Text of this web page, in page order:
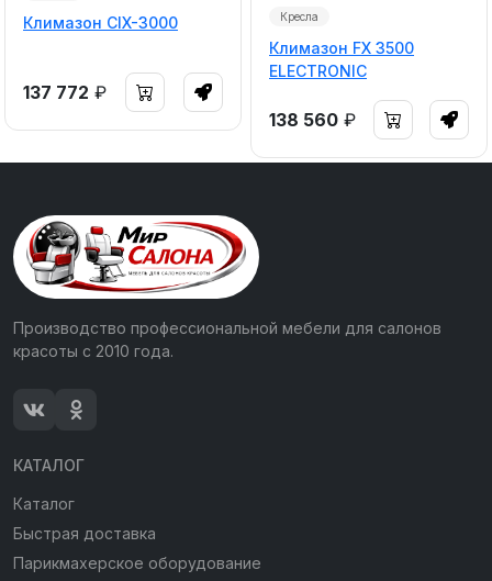
Климазон CIX-3000
137 772 ₽
Кресла
Климазон FX 3500
ELECTRONIC
138 560 ₽
Производство профессиональной мебели для салонов
красоты с 2010 года.
КАТАЛОГ
Каталог
Быстрая доставка
Парикмахерское оборудование